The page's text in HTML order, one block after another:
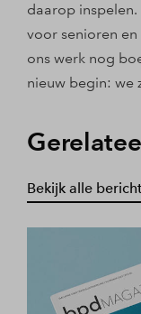
daarop
voor senioren
ons werk nog
nieuw begin: we
Bekijk alle